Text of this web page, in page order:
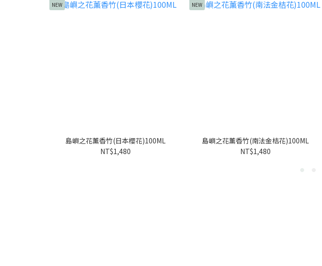
NEW
島嶼之花薰香竹(日本櫻花)100ML
NT$1,480
NEW
島嶼之花薰香竹(南法金桔花)100ML
NT$1,480